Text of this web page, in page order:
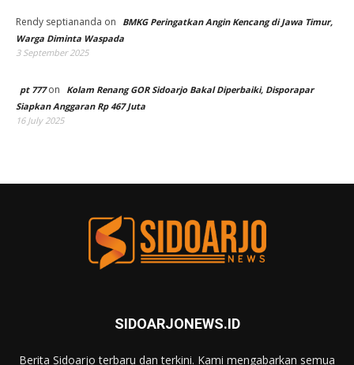
Rendy septiananda on
BMKG Peringatkan Angin Kencang di Jawa Timur,
Warga Diminta Waspada
3 September 2025
pt 777on
Kolam Renang GOR Sidoarjo Bakal Diperbaiki, Disporapar
Siapkan Anggaran Rp 467 Juta
16 July 2025
SIDOARJONEWS.ID
Berita Sidoarjo terbaru dan terkini. Kami mengabarkan semua